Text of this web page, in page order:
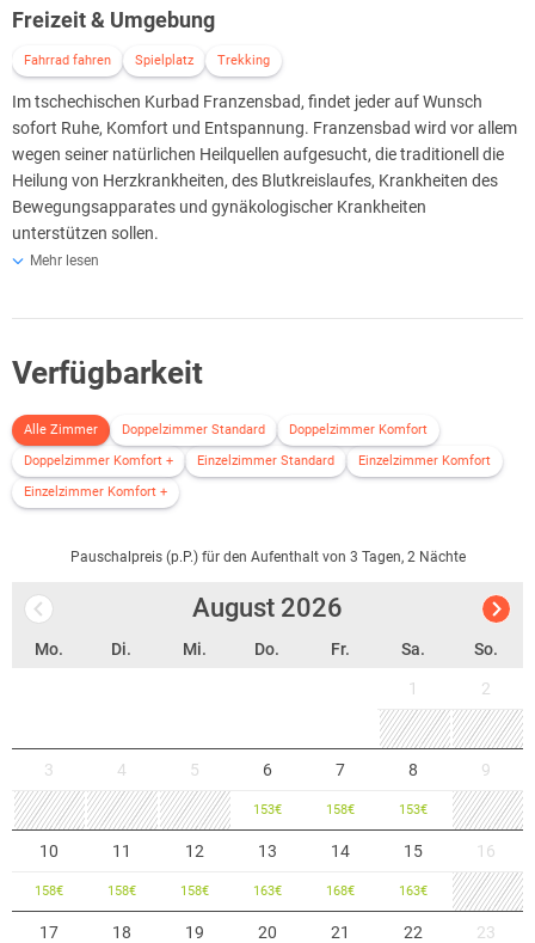
Freizeit & Umgebung
Fahrrad fahren Spielplatz Trekking
Im tschechischen Kurbad Franzensbad, findet jeder auf Wunsch
sofort Ruhe, Komfort und Entspannung. Franzensbad wird vor allem
wegen seiner natürlichen Heilquellen aufgesucht, die traditionell die
Heilung von Herzkrankheiten, des Blutkreislaufes, Krankheiten des
Bewegungsapparates und gynäkologischer Krankheiten
unterstützen sollen.
In Franzensbad entspringen 22 Arten von unverwechselbaren
schon aus dem Jahre 1502 sind.
Im Hotel selbst können Sie gerne jederzeit Fahrräder und Nordic-
Walking-Stöcke mieten, um Franzensbad aktiv zu erkunden.
Mehr lesen
Verfügbarkeit
Alle Zimmer Doppelzimmer Standard
Doppelzimmer Komfort
Doppelzimmer Komfort +
Einzelzimmer Standard
Einzelzimmer Komfort
Einzelzimmer Komfort +
Pauschalpreis (p.P.) für den Aufenthalt von 3 Tagen, 2 Nächte
August 2026
Mo. Di. Mi. Do. Fr. Sa. So.
1 2
3 4 5 6
153€
7
158€
8
153€
9
10
158€
11
158€
12
158€
13
163€
14
168€
15
163€
16
17 18 19 20 21 22 23